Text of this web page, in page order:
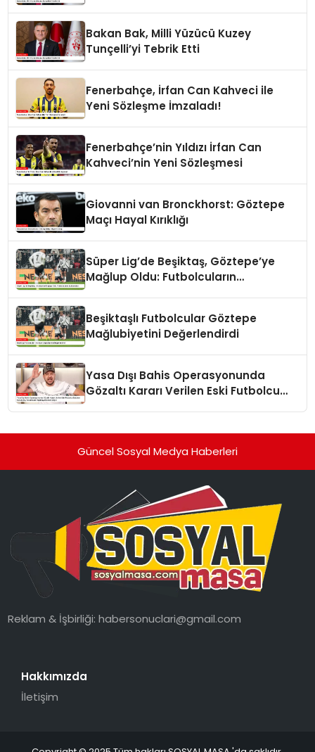
Bakan Bak, Milli Yüzücü Kuzey
Tunçelli’yi Tebrik Etti
Fenerbahçe, İrfan Can Kahveci ile
Yeni Sözleşme İmzaladı!
Fenerbahçe’nin Yıldızı İrfan Can
Kahveci’nin Yeni Sözleşmesi
Giovanni van Bronckhorst: Göztepe
Maçı Hayal Kırıklığı
Süper Lig’de Beşiktaş, Göztepe’ye
Mağlup Oldu: Futbolcuların
Beşiktaşlı Futbolcular Göztepe
Mağlubiyetini Değerlendirdi
Yasa Dışı Bahis Operasyonunda
Gözaltı Kararı Verilen Eski Futbolcu
Güncel Sosyal Medya Haberleri
Reklam & İşbirliği:habersonuclari@gmail.com
Hakkımızda
İletişim